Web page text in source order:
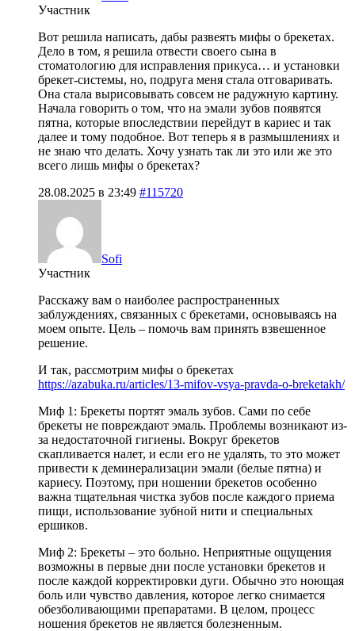
Участник
Вот решила написать, дабы развеять мифы о брекетах.
Дело в том, я решила отвести своего сына в
стоматологию для исправления прикуса… и установки
брекет-системы, но, подруга меня стала отговаривать.
Она стала вырисовывать совсем не радужную картину.
Начала говорить о том, что на эмали зубов появятся
пятна, которые впоследствии перейдут в кариес и так
далее и тому подобное. Вот теперь я в размышлениях и
не знаю что делать. Хочу узнать так ли это или же это
всего лишь мифы о брекетах?
28.08.2025 в 23:49 #115720
Sofi
Участник
Расскажу вам о наиболее распространенных
заблуждениях, связанных с брекетами, основываясь на
моем опыте. Цель – помочь вам принять взвешенное
решение.
И так, рассмотрим мифы о брекетах
https://azabuka.ru/articles/13-mifov-vsya-pravda-o-breketakh/
Миф 1: Брекеты портят эмаль зубов. Сами по себе
брекеты не повреждают эмаль. Проблемы возникают из-
за недостаточной гигиены. Вокруг брекетов
скапливается налет, и если его не удалять, то это может
привести к деминерализации эмали (белые пятна) и
кариесу. Поэтому, при ношении брекетов особенно
важна тщательная чистка зубов после каждого приема
пищи, использование зубной нити и специальных
ершиков.
Миф 2: Брекеты – это больно. Неприятные ощущения
возможны в первые дни после установки брекетов и
после каждой корректировки дуги. Обычно это ноющая
боль или чувство давления, которое легко снимается
обезболивающими препаратами. В целом, процесс
ношения брекетов не является болезненным.